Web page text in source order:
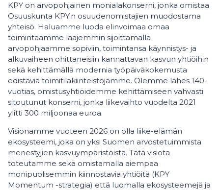
KPY on arvopohjainen monialakonserni, jonka omistaa
Osuuskunta KPY:n osuudenomistajien muodostama
yhteisö. Haluamme luoda elinvoimaa omaa
toimintaamme laajemmin sijoittamalla
arvopohjaamme sopiviin, toimintansa käynnistys- ja
alkuvaiheen ohittaneisiin kannattavan kasvun yhtiöihin
sekä kehittämällä modernia työpäiväkokemusta
edistäviä toimitilakiinteistöjämme. Olemme lähes 140-
vuotias, omistusyhtiöidemme kehittämiseen vahvasti
sitoutunut konserni, jonka liikevaihto vuodelta 2021
ylitti 300 miljoonaa euroa.
Visionamme vuoteen 2026 on olla liike-elämän
ekosysteemi, joka on yksi Suomen arvostetuimmista
menestyjien kasvuympäristöistä. Tätä visiota
toteutamme sekä omistamalla aiempaa
monipuolisemmin kiinnostavia yhtiöitä (KPY
Momentum -strategia) että luomalla ekosysteemejä ja